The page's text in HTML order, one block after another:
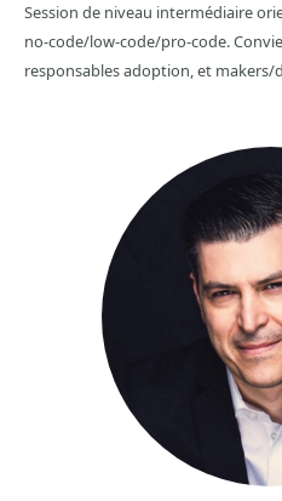
Session de niveau intermédiaire
no-code/low-code/pro-code.
responsables adoption, et